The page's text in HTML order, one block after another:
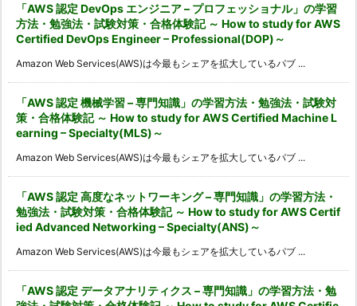
「AWS 認定 DevOps エンジニア – プロフェッショナル」の学習
方法・勉強法・試験対策・合格体験記 ～ How to study for AWS
Certified DevOps Engineer – Professional(DOP)～
Amazon Web Services(AWS)は今最もシェアを拡大しているパブ ...
「AWS 認定 機械学習 – 専門知識」の学習方法・勉強法・試験対
策・合格体験記 ～ How to study for AWS Certified Machine L
earning – Specialty(MLS)～
Amazon Web Services(AWS)は今最もシェアを拡大しているパブ ...
「AWS 認定 高度なネットワーキング – 専門知識」の学習方法・
勉強法・試験対策・合格体験記 ～ How to study for AWS Certif
ied Advanced Networking – Specialty(ANS)～
Amazon Web Services(AWS)は今最もシェアを拡大しているパブ ...
「AWS 認定 データアナリティクス – 専門知識」の学習方法・勉